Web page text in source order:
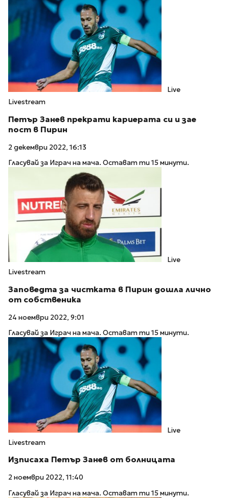
Live
Livestream
Петър Занев прекрати кариерата си и зае
пост в Пирин
2 декември 2022, 16:13
Гласувай за Играч на мача. Остават ти 15 минути.
Live
Livestream
Заповедта за чистката в Пирин дошла лично
от собственика
24 ноември 2022, 9:01
Гласувай за Играч на мача. Остават ти 15 минути.
Live
Livestream
Изписаха Петър Занев от болницата
2 ноември 2022, 11:40
Гласувай за Играч на мача. Остават ти 15 минути.